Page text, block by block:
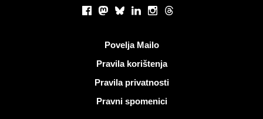
Facebook
Mastodon
BlueskyLinkedInInstagram
Threads
Povelja Mailo
Pravila korištenja
Pravila privatnosti
Pravni spomenici